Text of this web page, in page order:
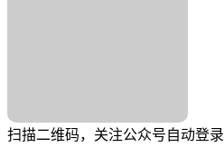
扫描二维码，关注公众号自动登录